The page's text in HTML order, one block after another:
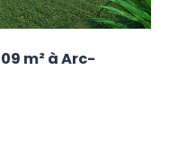
m² à Arc-